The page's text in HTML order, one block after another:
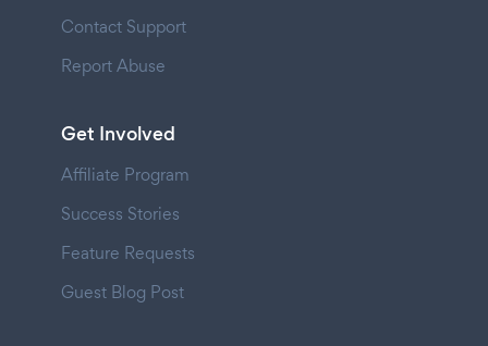
Contact Support
Report Abuse
Get Involved
Affiliate Program
Success Stories
Feature Requests
Guest Blog Post